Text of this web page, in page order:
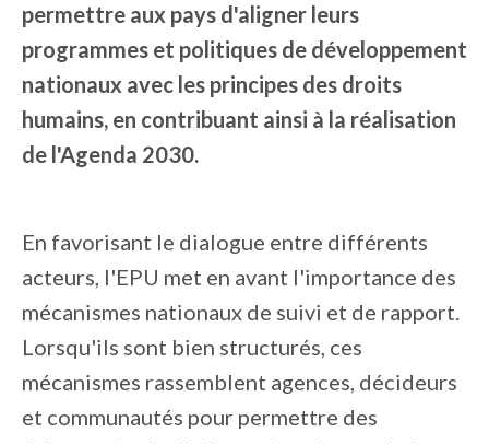
permettre aux pays d'aligner leurs
programmes et politiques de développement
nationaux avec les principes des droits
humains, en contribuant ainsi à la réalisation
de l'Agenda 2030.
En favorisant le dialogue entre différents
acteurs, l'EPU met en avant l'importance des
mécanismes nationaux de suivi et de rapport.
Lorsqu'ils sont bien structurés, ces
mécanismes rassemblent agences, décideurs
et communautés pour permettre des